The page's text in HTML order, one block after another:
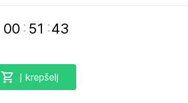
00 : 51 :42
 Į krepšelį